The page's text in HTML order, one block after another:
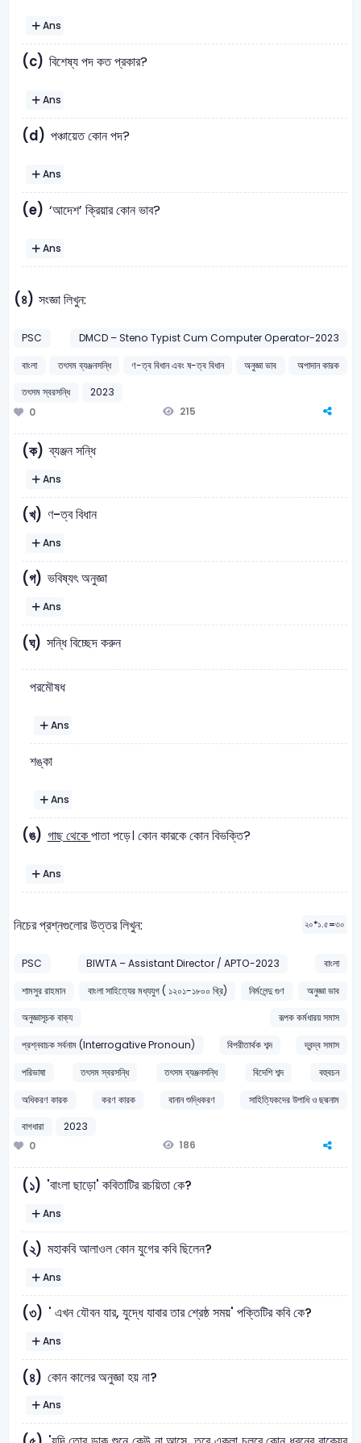
Ans
(c) বিশেষ্য পদ কত প্রকার?
Ans
(d) পঞ্চায়েত কোন পদ?
Ans
(e) ‘আদেশ’ ক্রিয়ার কোন ভাব?
Ans
(৪) সংজ্ঞা লিখুন:
PSC
DMCD – Steno Typist Cum Computer Operator-2023
বাংলা
তৎসম ব্যঞ্জনসন্ধি ণ-ত্ব বিধান এবং ষ-ত্ব বিধান অনুজ্ঞা ভাব
অপাদান কারক
তৎসম স্বরসন্ধি
2023
0
215
(ক) ব্যঞ্জন সন্ধি
Ans
(খ) ণ-ত্ব বিধান
Ans
(গ) ভবিষ্যৎ অনুজ্ঞা
Ans
(ঘ) সন্ধি বিচ্ছেদ করুন
পরমৌষধ
Ans
শঙ্কা
Ans
(ঙ) গাছ থেকেপাতা পড়ে। কোন কারকে কোন বিভক্তি?
Ans
নিচের প্রশ্নগুলোর উত্তর লিখুন: ২০*১.৫=৩০
PSC BIWTA – Assistant Director / APTO-2023
বাংলা
শামসুর রাহমান
বাংলা সাহিত্যের মধ্যযুগ ( ১২০১-১৮০০ খ্রি) নির্মলেন্দু গুণ
অনুজ্ঞা ভাব
অনুজ্ঞাসূচক বাক্য
রূপক কর্মধারয় সমাস
প্রশ্নবাচক সর্বনাম (Interrogative Pronoun)
বিপরীতার্থক শব্দ
দ্বন্দ্ব সমাস
পরিভাষা
তৎসম স্বরসন্ধি তৎসম ব্যঞ্জনসন্ধি বিদেশি শব্দ
বহুবচন
অধিকরণ কারক
করণ কারক বানান শুদ্ধিকরণ
সাহিত্যিকদের উপাধি ও ছদ্মনাম
বাগধারা
2023
0
186
(১) 'বাংলা ছাড়ো' কবিতাটির রচয়িতা কে?
Ans
(২) মহাকবি আলাওল কোন যুগের কবি ছিলেন?
Ans
(৩) ' এখন যৌবন যার, যুদ্ধে যাবার তার শ্রেষ্ঠ সময়' পক্তিটির কবি কে?
Ans
(৪) কোন কালের অনুজ্ঞা হয় না?
Ans